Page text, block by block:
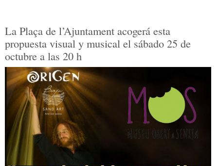
La Plaça de l’Ajuntament acogerá esta
propuesta visual y musical el sábado 25 de
octubre a las 20 h